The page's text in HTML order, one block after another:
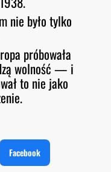
nie było tylko
próbowała
wolność — i
to nie jako
Facebook